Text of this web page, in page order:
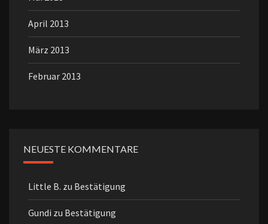
April 2013
März 2013
Februar 2013
NEUESTE KOMMENTARE
Little B. zu Bestätigung
Gundi zu Bestätigung